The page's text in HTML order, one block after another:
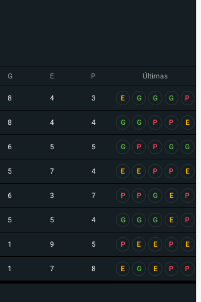
G E P Últimas
8 4 3 E G G G P
8 4 4 G G P P E
6 5 5 G P P G G
5 7 4 E E P P E
6 3 7 P P G E P
5 5 4 G G G E P
1 9 5 P E E P E
1 7 8 E G E P P